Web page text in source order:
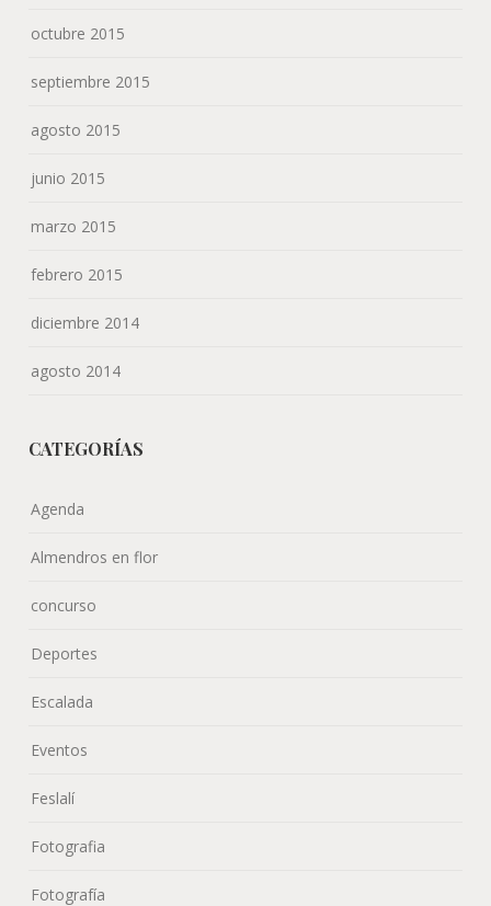
octubre 2015
septiembre 2015
agosto 2015
junio 2015
marzo 2015
febrero 2015
diciembre 2014
agosto 2014
CATEGORÍAS
Agenda
Almendros en flor
concurso
Deportes
Escalada
Eventos
Feslalí
Fotografia
Fotografía